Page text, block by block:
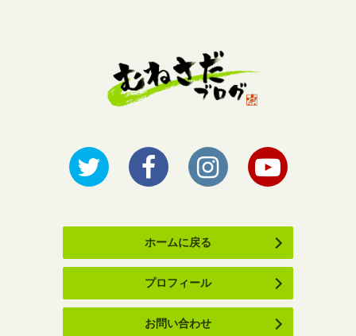
ホームに戻る
プロフィール
お問い合わせ